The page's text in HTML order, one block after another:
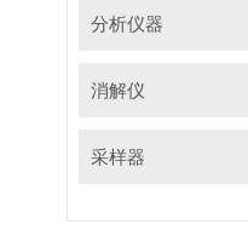
分析仪器
消解仪
采样器